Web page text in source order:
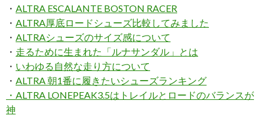
・ ALTRA ESCALANTE BOSTON RACER
・ ALTRA厚底ロードシューズ比較してみました
・ ALTRAシューズのサイズ感について
・ 走るために生まれた「ルナサンダル」とは
・ いわゆる自然な走り方について
・ ALTRA 朝1番に履きたいシューズランキング
・ ALTRA LONEPEAK3.5はトレイルとロードのバランスが
神